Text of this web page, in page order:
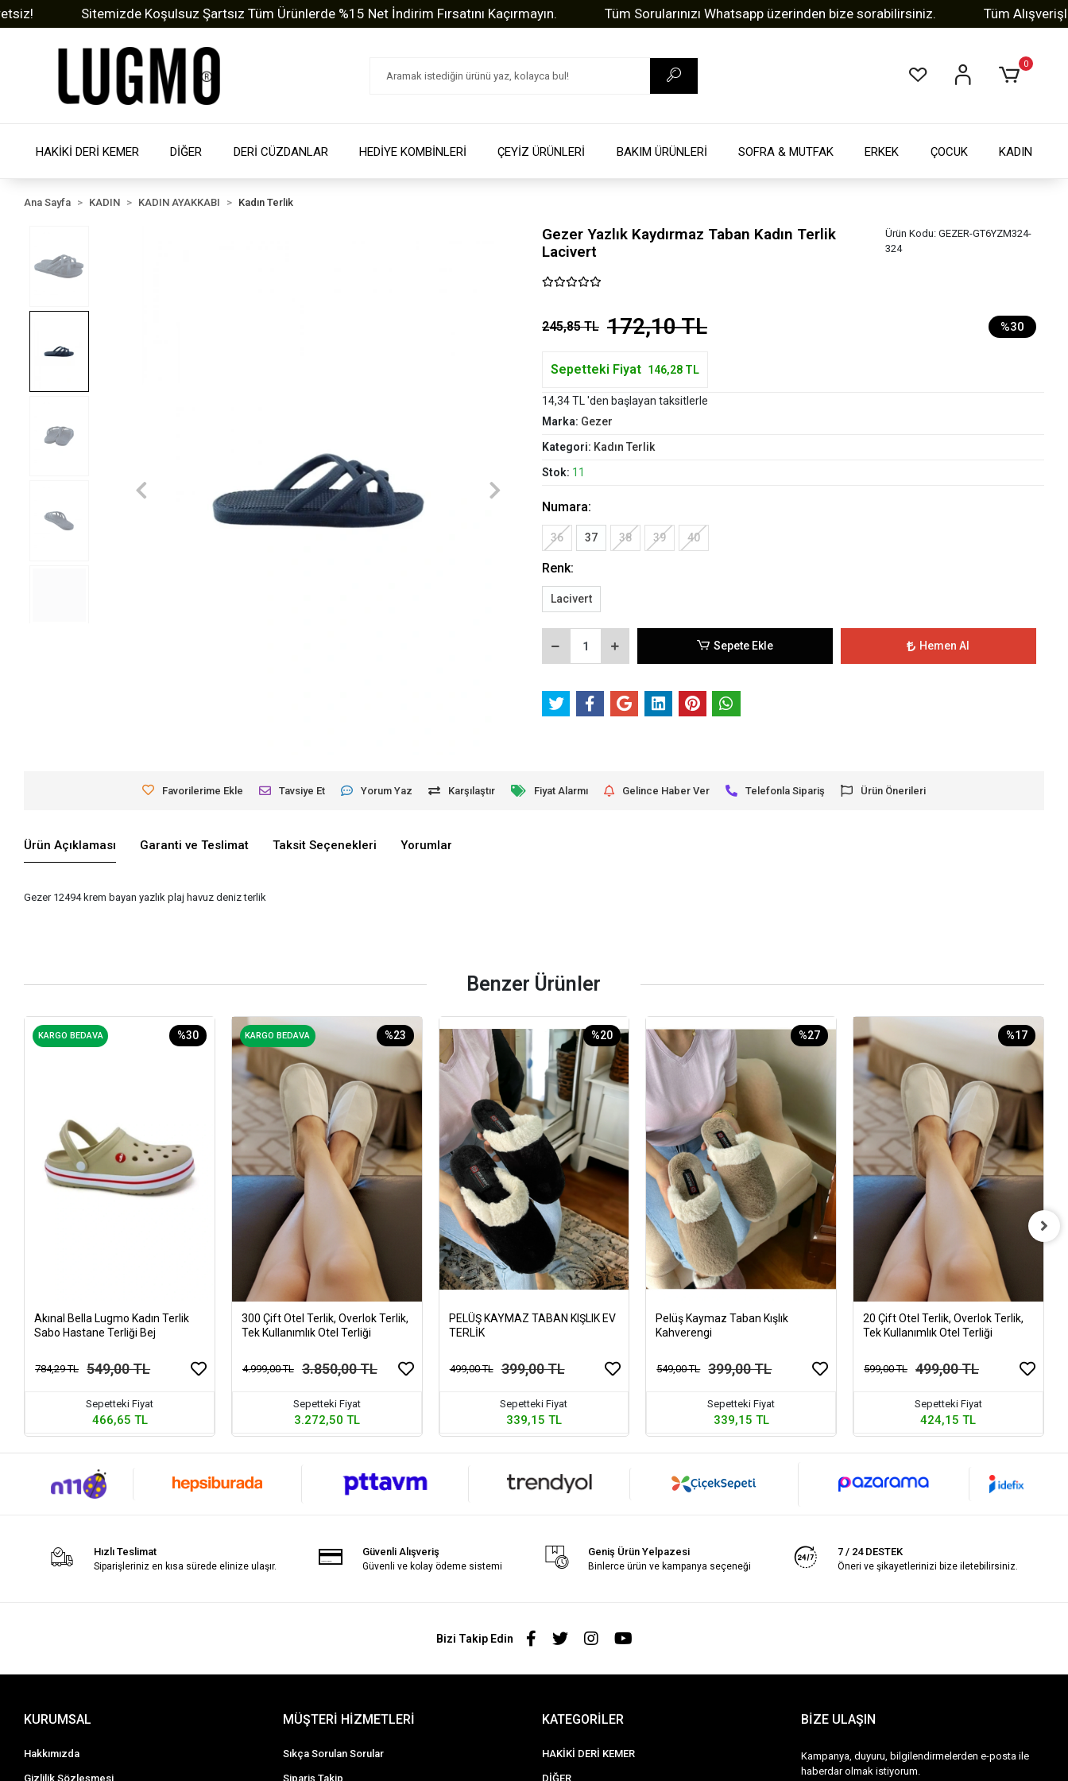
Sitemizde Koşulsuz Şartsız Tüm Ürünlerde %15 Net İndirim Fırsatını Kaçırmayın. Tüm Sorularınızı Whatsapp üzerinden bize sorabilirsiniz. Tüm
0
HAKİKİ DERİ KEMER DİĞER DERİ CÜZDANLAR HEDİYE KOMBİNLERİ ÇEYİZ ÜRÜNLERİ BAKIM ÜRÜNLERİ SOFRA & MUTFAK ERKEK ÇOCUK KADIN
Ana Sayfa KADIN KADIN AYAKKABI Kadın Terlik
Gezer Yazlık Kaydırmaz Taban Kadın Terlik
Lacivert
Ürün Kodu: GEZER-GT6YZM324-
324
245,85 TL 172,10 TL %30
Sepetteki Fiyat 146,28 TL
14,34 TL 'den başlayan taksitlerle
Marka: Gezer
Kategori: Kadın Terlik
Stok: 11
Numara:
36 37 38 39 40
Renk:
Lacivert
Sepete Ekle Hemen Al
Favorilerime Ekle Tavsiye Et Yorum Yaz Karşılaştır Fiyat Alarmı Gelince Haber Ver Telefonla Sipariş Ürün Önerileri
Ürün Açıklaması Garanti ve Teslimat Taksit Seçenekleri Yorumlar
Gezer 12494 krem bayan yazlık plaj havuz deniz terlik
Benzer Ürünler
KARGO BEDAVA %30
Akınal Bella Lugmo Kadın Terlik
Sabo Hastane Terliği Bej
784,29 TL 549,00 TL
Sepetteki Fiyat
466,65 TL
KARGO BEDAVA %23
300 Çift Otel Terlik, Overlok Terlik,
Tek Kullanımlık Otel Terliği
4.999,00 TL 3.850,00 TL
Sepetteki Fiyat
3.272,50 TL
%20
PELÜŞ KAYMAZ TABAN KIŞLIK EV
TERLİK
499,00 TL 399,00 TL
Sepetteki Fiyat
339,15 TL
%27
Pelüş Kaymaz Taban Kışlık
Kahverengi
549,00 TL 399,00 TL
Sepetteki Fiyat
339,15 TL
%17
20 Çift Otel Terlik, Overlok Terlik,
Tek Kullanımlık Otel Terliği
599,00 TL 499,00 TL
Sepetteki Fiyat
424,15 TL
Hızlı Teslimat
Siparişleriniz en kısa sürede elinize ulaşır.
Güvenli Alışveriş
Güvenli ve kolay ödeme sistemi
Geniş Ürün Yelpazesi
Binlerce ürün ve kampanya seçeneği
7 / 24 DESTEK
Öneri ve şikayetlerinizi bize iletebilirsiniz.
Bizi Takip Edin
KURUMSAL
Hakkımızda
Gizlilik Sözleşmesi
MÜŞTERİ HİZMETLERİ
Sıkça Sorulan Sorular
Sipariş Takip
KATEGORİLER
HAKİKİ DERİ KEMER
DİĞER
BİZE ULAŞIN
Kampanya, duyuru, bilgilendirmelerden e-posta ile
haberdar olmak istiyorum.